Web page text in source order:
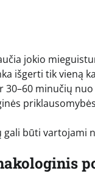
jokio
išgerti tik vieną
30–60 minučių
būti vartojami